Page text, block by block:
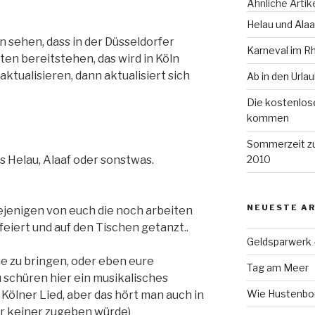
sehen, dass in der Düsseldorfer
bereitstehen, das wird in Köln
dann aktualisiert sich
Helau, Alaaf oder sonstwas.
von euch die noch arbeiten
und auf den Tischen getanzt..
zu bringen, oder eben eure
hier ein musikalisches
Lied, aber das hört man auch in
keiner zugeben würde)
Ähnliche
Helau und
Karneval im
Ab in den
Die
kommen
Sommerzeit
2010
NEUESTE
Geldsparwerk
Tag am Meer
Wie